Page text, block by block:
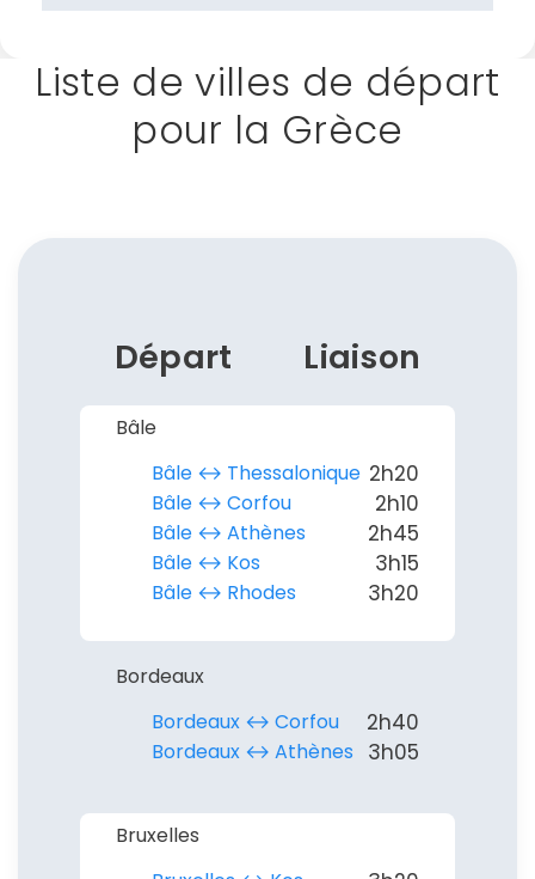
Liste de villes de départ
pour la Grèce
Départ Liaison
Bâle
Bâle ↔︎ Thessalonique 2h20
Bâle ↔︎ Corfou 2h10
Bâle ↔︎ Athènes 2h45
Bâle ↔︎ Kos 3h15
Bâle ↔︎ Rhodes 3h20
Bordeaux
Bordeaux ↔︎ Corfou
2h40
Bordeaux ↔︎ Athènes 3h05
Bruxelles